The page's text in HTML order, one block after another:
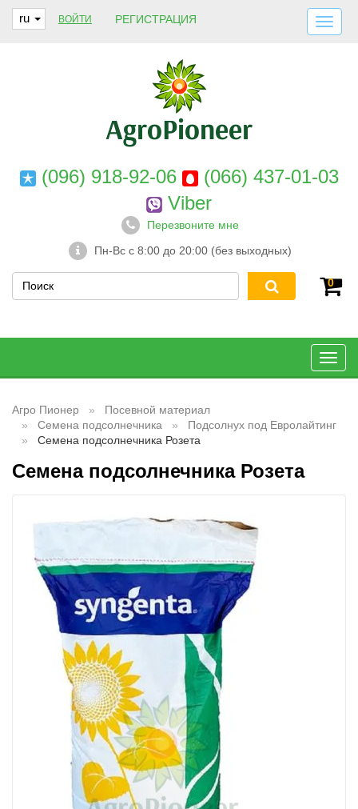
ru ВОЙТИ РЕГИСТРАЦИЯ
ДОСТАВКА И ОПЛАТА
О НАС
ГАРАНТИИ
КОНТАКТЫ
(096) 918-92-06
(066) 437-01-03
Viber
Перезвоните мне
Пн-Вс с 8:00 до 20:00 (без выходных)
0
Агро Пионер
Посевной материал
Семена подсолнечника
Подсолнух под Евролайтинг
Семена подсолнечника Розета
Семена подсолнечника Розета